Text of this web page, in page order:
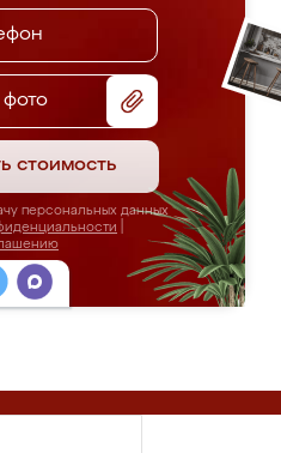
фото
стоимость
персональных данных